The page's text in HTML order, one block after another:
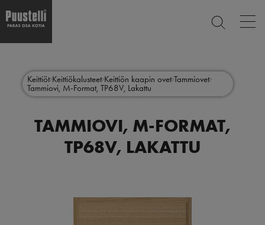
menu
Keittiöt Keittiökalusteet Keittiön kaapin ovet Tammiovet
Tammiovi, M-Format, TP68V, Lakattu
TAMMIOVI, M-FORMAT,
TP68V, LAKATTU